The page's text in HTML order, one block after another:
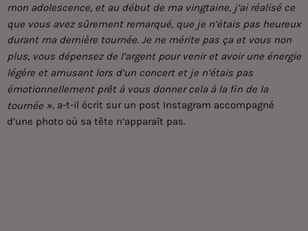
mon adolescence, et au début de ma vingtaine, j’ai réalisé ce
que vous avez sûrement remarqué, que je n’étais pas heureux
durant ma dernière tournée. Je ne mérite pas ça et vous non
plus, vous dépensez de l’argent pour venir et avoir une énergie
légère et amusant lors d’un concert et je n’étais pas
émotionnellement prêt à vous donner cela à la fin de la
tournée », a-t-il écrit sur un post Instagram accompagné
d’une photo où sa tête n’apparaît pas.